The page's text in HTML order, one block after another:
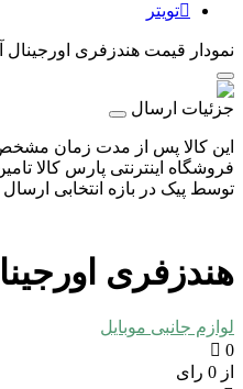
تویتر
نمودار قیمت هندزفری
جزئیات ارسال
این کالا پس از مدت زمان
فروشگاه اینترنتی پارس کالا
توسط پیک در بازه انتخابی
هندزفری
لوازم جانبی موبایل
0
از 0 رای